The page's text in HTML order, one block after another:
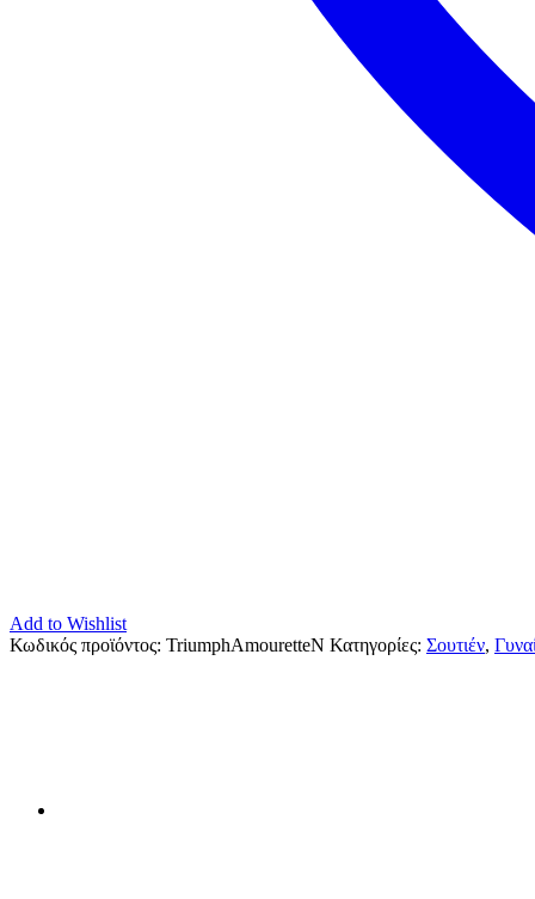
Add to Wishlist
Κωδικός προϊόντος: TriumphAmouretteN Κατηγορίες: Σουτιέν,